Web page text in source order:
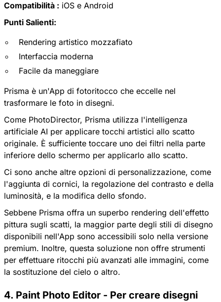
Compatibilità : iOS e Android
Punti Salienti:
Rendering artistico mozzafiato
Interfaccia moderna
Facile da maneggiare
Prisma è un'App di fotoritocco che eccelle nel
trasformare le foto in disegni.
Come PhotoDirector, Prisma utilizza l'intelligenza
artificiale AI per applicare tocchi artistici allo scatto
originale. È sufficiente toccare uno dei filtri nella parte
inferiore dello schermo per applicarlo allo scatto.
Ci sono anche altre opzioni di personalizzazione, come
l'aggiunta di cornici, la regolazione del contrasto e della
luminosità, e la modifica dello sfondo.
Sebbene Prisma offra un superbo rendering dell'effetto
pittura sugli scatti, la maggior parte degli stili di disegno
disponibili nell'App sono accessibili solo nella versione
premium. Inoltre, questa soluzione non offre strumenti
per effettuare ritocchi più avanzati alle immagini, come
la sostituzione del cielo o altro.
4. Paint Photo Editor - Per creare disegni